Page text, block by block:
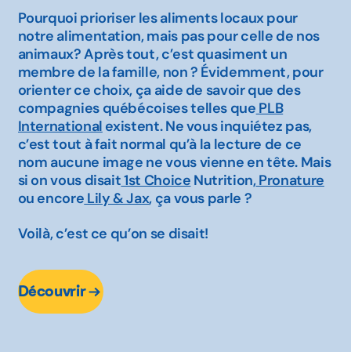
Pourquoi prioriser les aliments locaux pour
notre alimentation, mais pas pour celle de nos
animaux? Après tout, c’est quasiment un
membre de la famille, non ? Évidemment, pour
orienter ce choix, ça aide de savoir que des
compagnies québécoises telles que PLB
International existent. Ne vous inquiétez pas,
c’est tout à fait normal qu’à la lecture de ce
nom aucune image ne vous vienne en tête. Mais
si on vous disait1st Choice Nutrition,Pronature
ou encore Lily & Jax, ça vous parle ?
Voilà, c’est ce qu’on se disait!
Découvrir